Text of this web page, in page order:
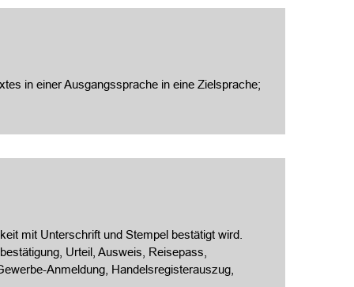
in einer Ausgangssprache in eine Zielsprache;
mit Unterschrift und Stempel bestätigt wird.
Urteil, Ausweis, Reisepass,
Anmeldung, Handelsregisterauszug,